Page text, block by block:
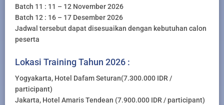
Batch 11 : 11 – 12 November 2026
Batch 12 : 16 – 17 Desember 2026
Jadwal tersebut dapat disesuaikan dengan kebutuhan calon
peserta
Lokasi Training Tahun 2026 :
Yogyakarta, Hotel Dafam Seturan(7.300.000 IDR /
participant)
Jakarta, Hotel Amaris Tendean (7.900.000 IDR / participant)